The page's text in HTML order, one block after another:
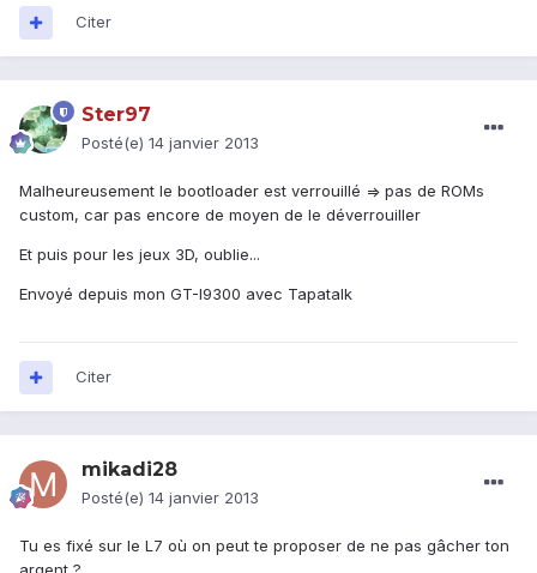
Citer
Ster97
Posté(e) 14 janvier 2013
Malheureusement le bootloader est verrouillé => pas de ROMs
custom, car pas encore de moyen de le déverrouiller
Et puis pour les jeux 3D, oublie...
Envoyé depuis mon GT-I9300 avec Tapatalk
Citer
mikadi28
Posté(e) 14 janvier 2013
Tu es fixé sur le L7 où on peut te proposer de ne pas gâcher ton